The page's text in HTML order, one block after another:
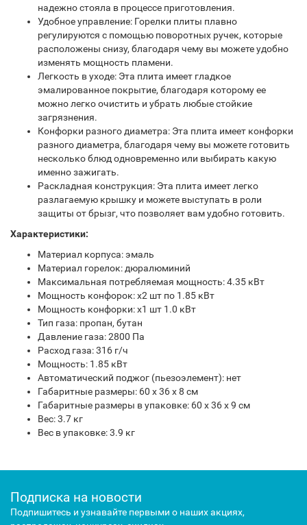
надежно стояла в процессе приготовления.
Удобное управление: Горелки плиты плавно
регулируются с помощью поворотных ручек, которые
расположены снизу, благодаря чему вы можете удобно
изменять мощность пламени.
Легкость в уходе: Эта плита имеет гладкое
эмалированное покрытие, благодаря которому ее
можно легко очистить и убрать любые стойкие
загрязнения.
Конфорки разного диаметра: Эта плита имеет конфорки
разного диаметра, благодаря чему вы можете готовить
несколько блюд одновременно или выбирать какую
именно зажигать.
Раскладная конструкция: Эта плита имеет легко
разлагаемую крышку и можете выступать в роли
защиты от брызг, что позволяет вам удобно готовить.
Характеристики:
Материал корпуса: эмаль
Материал горелок: дюралюминий
Максимальная потребляемая мощность: 4.35 кВт
Мощность конфорок: х2 шт по 1.85 кВт
Мощность конфорки: х1 шт 1.0 кВт
Тип газа: пропан, бутан
Давление газа: 2800 Па
Расход газа: 316 г/ч
Мощность: 1.85 кВт
Автоматический поджог (пьезоэлемент): нет
Габаритные размеры: 60 х 36 х 8 см
Габаритные размеры в упаковке: 60 х 36 х 9 см
Вес: 3.7 кг
Вес в упаковке: 3.9 кг
Подписка на новости
Подпишитесь и узнавайте первыми о наших акциях,